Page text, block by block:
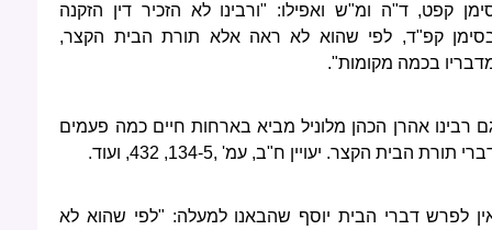
קפט, ד"ה ומ"ש ואפילו: "ורבינו לא הזכיר דין הזקנה
קפ"ד, לפי שהוא לא ראה אלא תורת הבית הקצר,
בכמה מקומות".
רבינו אהרן הכהן מלוניל מביא בארחות חיים כמה פעמים
תורת הבית הקצר. יעויין ח"ב, עמ' ,134-5, 432, ועוד.
לפרש דברי הבית יוסף שהבאנו למעלה: "לפי שהוא לא